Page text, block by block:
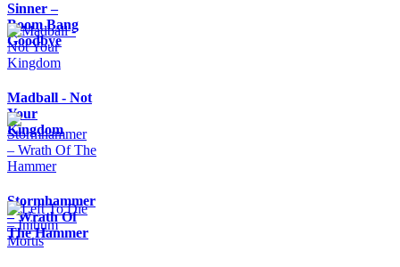
Sinner –
Boom Bang
Goodbye
Madball - Not
Your
Kingdom
Stormhammer
– Wrath Of
The Hammer